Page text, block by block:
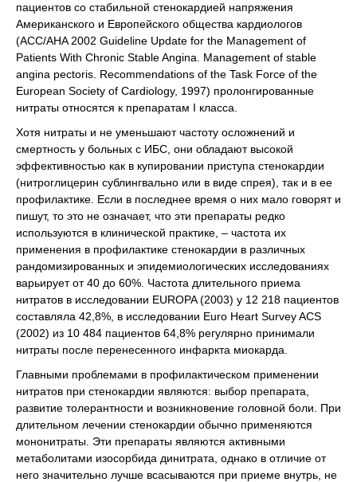
пациентов со стабильной стенокардией напряжения
Американского и Европейского общества кардиологов
(ACC/AHA 2002 Guideline Update for the Management of
Patients With Chronic Stable Angina. Management of stable
angina pectoris. Recommendations of the Task Force of the
European Society of Cardiology, 1997) пролонгированные
нитраты относятся к препаратам I класса.
Хотя нитраты и не уменьшают частоту осложнений и
смертность у больных с ИБС, они обладают высокой
эффективностью как в купировании приступа стенокардии
(нитроглицерин сублингвально или в виде спрея), так и в ее
профилактике. Если в последнее время о них мало говорят и
пишут, то это не означает, что эти препараты редко
используются в клинической практике, – частота их
применения в профилактике стенокардии в различных
рандомизированных и эпидемиологических исследованиях
варьирует от 40 до 60%. Частота длительного приема
нитратов в исследовании EUROPA (2003) у 12 218 пациентов
составляла 42,8%, в исследовании Euro Heart Survey ACS
(2002) из 10 484 пациентов 64,8% регулярно принимали
нитраты после перенесенного инфаркта миокарда.
Главными проблемами в профилактическом применении
нитратов при стенокардии являются: выбор препарата,
развитие толерантности и возникновение головной боли. При
длительном лечении стенокардии обычно применяются
мононитраты. Эти препараты являются активными
метаболитами изосорбида динитрата, однако в отличие от
него значительно лучше всасываются при приеме внутрь, не